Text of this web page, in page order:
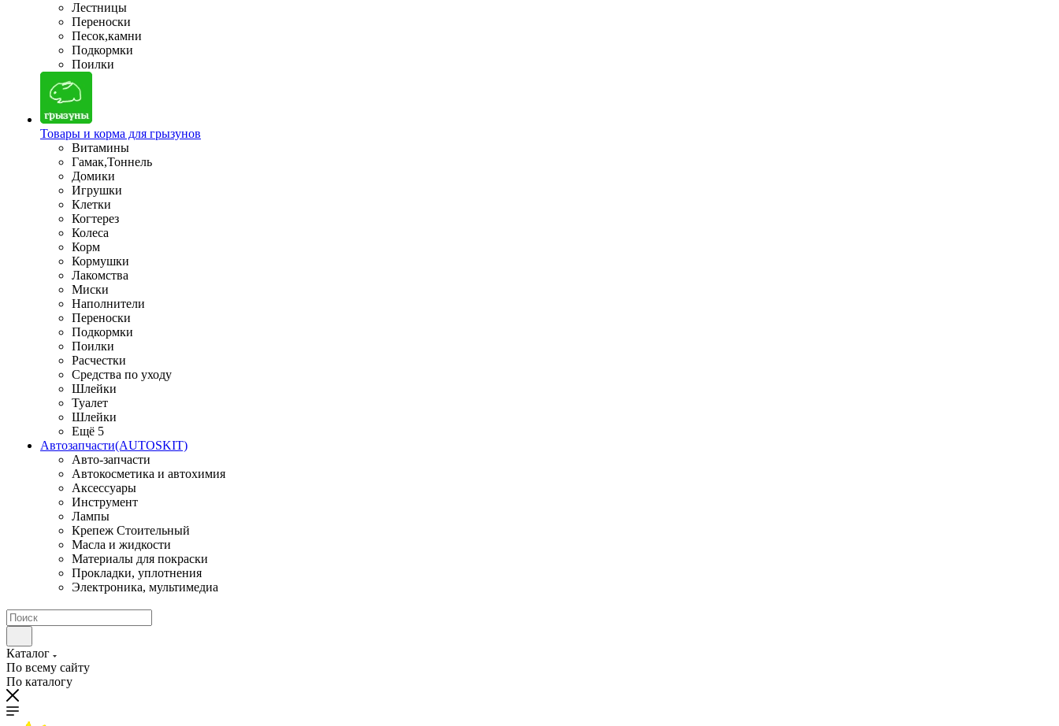
Лестницы
Переноски
Песок,камни
Подкормки
Поилки
Товары и корма для грызунов
Витамины
Гамак,Тоннель
Домики
Игрушки
Клетки
Когтерез
Колеса
Корм
Кормушки
Лакомства
Миски
Наполнители
Переноски
Подкормки
Поилки
Расчестки
Средства по уходу
Шлейки
Туалет
Шлейки
Ещё 5
Автозапчасти(AUTOSKIT)
Авто-запчасти
Автокосметика и автохимия
Аксессуары
Инструмент
Лампы
Крепеж Стоительный
Масла и жидкости
Материалы для покраски
Прокладки, уплотнения
Электроника, мультимедиа
Каталог
По всему сайту
По каталогу